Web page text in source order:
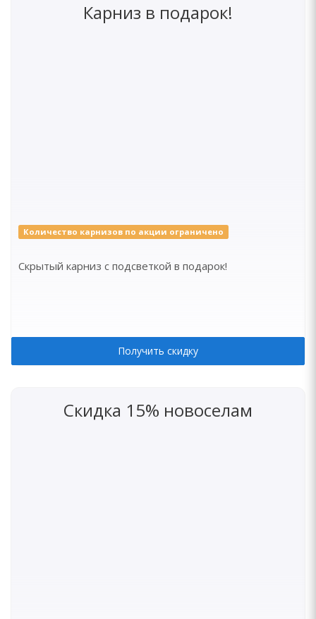
Карниз в подарок!
Количество карнизов по акции ограничено
Скрытый карниз с подсветкой в подарок!
Получить скидку
Скидка 15% новоселам